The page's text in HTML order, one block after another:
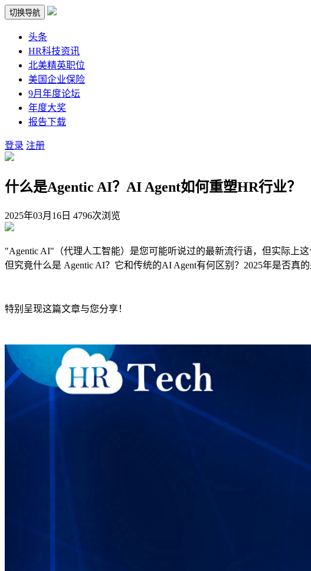
切换导航
头条
HR科技资讯
北美精英职位
美国企业保险
9月年度论坛
年度大奖
报告下载
登录 注册
什么是Agentic AI？AI Agent如何重塑HR行业？
2025年03月16日 4796次浏览
"Agentic AI"（代理人工智能）是您可能听说过的最新流行语，但实际上
但究竟什么是 Agentic AI？它和传统的AI Agent有何区别？2025年是否真
特别呈现这篇文章与您分享！